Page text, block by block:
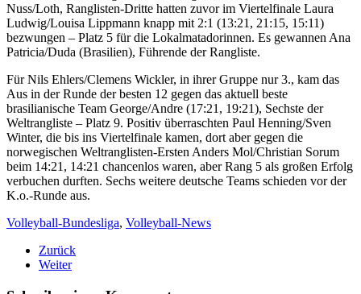
Nuss/Loth, Ranglisten-Dritte hatten zuvor im Viertelfinale Laura
Ludwig/Louisa Lippmann knapp mit 2:1 (13:21, 21:15, 15:11)
bezwungen – Platz 5 für die Lokalmatadorinnen. Es gewannen Ana
Patricia/Duda (Brasilien), Führende der Rangliste.
Für Nils Ehlers/Clemens Wickler, in ihrer Gruppe nur 3., kam das
Aus in der Runde der besten 12 gegen das aktuell beste
brasilianische Team George/Andre (17:21, 19:21), Sechste der
Weltrangliste – Platz 9. Positiv überraschten Paul Henning/Sven
Winter, die bis ins Viertelfinale kamen, dort aber gegen die
norwegischen Weltranglisten-Ersten Anders Mol/Christian Sorum
beim 14:21, 14:21 chancenlos waren, aber Rang 5 als großen Erfolg
verbuchen durften. Sechs weitere deutsche Teams schieden vor der
K.o.-Runde aus.
Volleyball-Bundesliga, Volleyball-News
Zurück
Weiter